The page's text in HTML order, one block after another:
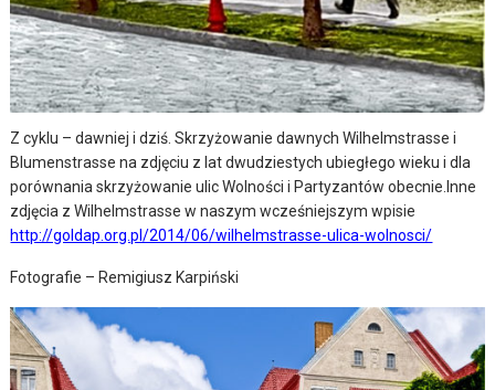
Z cyklu – dawniej i dziś. Skrzyżowanie dawnych Wilhelmstrasse i
Blumenstrasse na zdjęciu z lat dwudziestych ubiegłego wieku i dla
porównania skrzyżowanie ulic Wolności i Partyzantów obecnie. Inne
zdjęcia z Wilhelmstrasse w naszym wcześniejszym wpisie
http://goldap.org.pl/2014/06/wilhelmstrasse-ulica-wolnosci/
Fotografie – Remigiusz Karpiński